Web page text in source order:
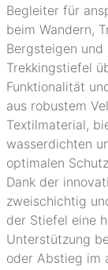
Begleiter für
beim Wandern,
Bergsteigen
Trekkingstiefel
Funktionalität
aus robustem
Textilmaterial,
wasserdichten
optimalen
Dank der
zweischichtig
der Stiefel eine
Unterstützung
oder Abstieg im